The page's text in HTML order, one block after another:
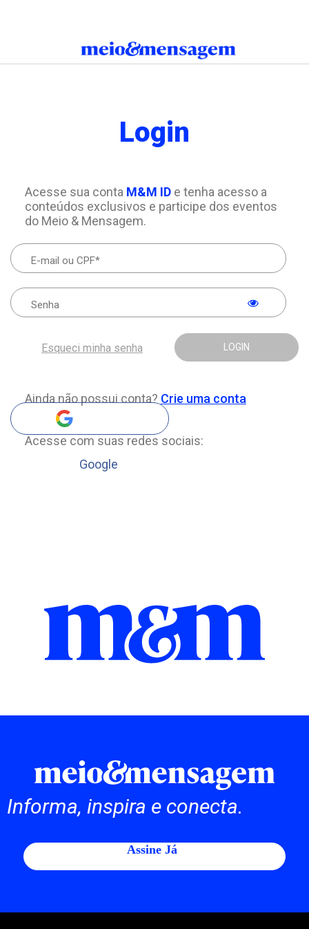
Login
Acesse sua conta M&M IDe tenha acesso a
conteúdos exclusivos e participe dos eventos
do Meio & Mensagem.
LOGIN
Esqueci minha senha
Ainda não possui conta? Crie uma conta
Acesse com suas redes sociais:
Google
Informa, inspira e conecta.
Assine Já